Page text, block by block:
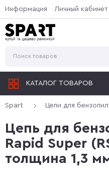
Информация Личный кабинет
КАТАЛОГ ТОВАРОВ
Spart Цепи для бензопил
Цепь для
Rapid Super
толщина 1,3